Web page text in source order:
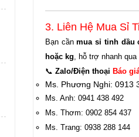
3. Liên Hệ Mua Sỉ
Bạn cầnmua sỉ tinh dầu
hoặc kg, hỗ trợ nhanh qua
📞 Zalo/Điện thoại Báo
Ms. Phương Nghi: 0913
Ms. Anh: 0941 438 492
Ms. Thơm: 0902 854 437
Ms. Trang: 0938 288 144